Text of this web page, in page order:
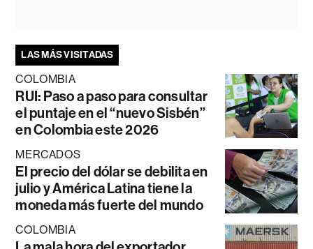
LAS MÁS VISITADAS
COLOMBIA
RUI: Paso a paso para consultar
el puntaje en el “nuevo Sisbén”
en Colombia este 2026
MERCADOS
El precio del dólar se debilita en
julio y América Latina tiene la
moneda más fuerte del mundo
COLOMBIA